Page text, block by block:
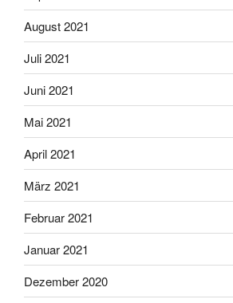
August 2021
Juli 2021
Juni 2021
Mai 2021
April 2021
März 2021
Februar 2021
Januar 2021
Dezember 2020